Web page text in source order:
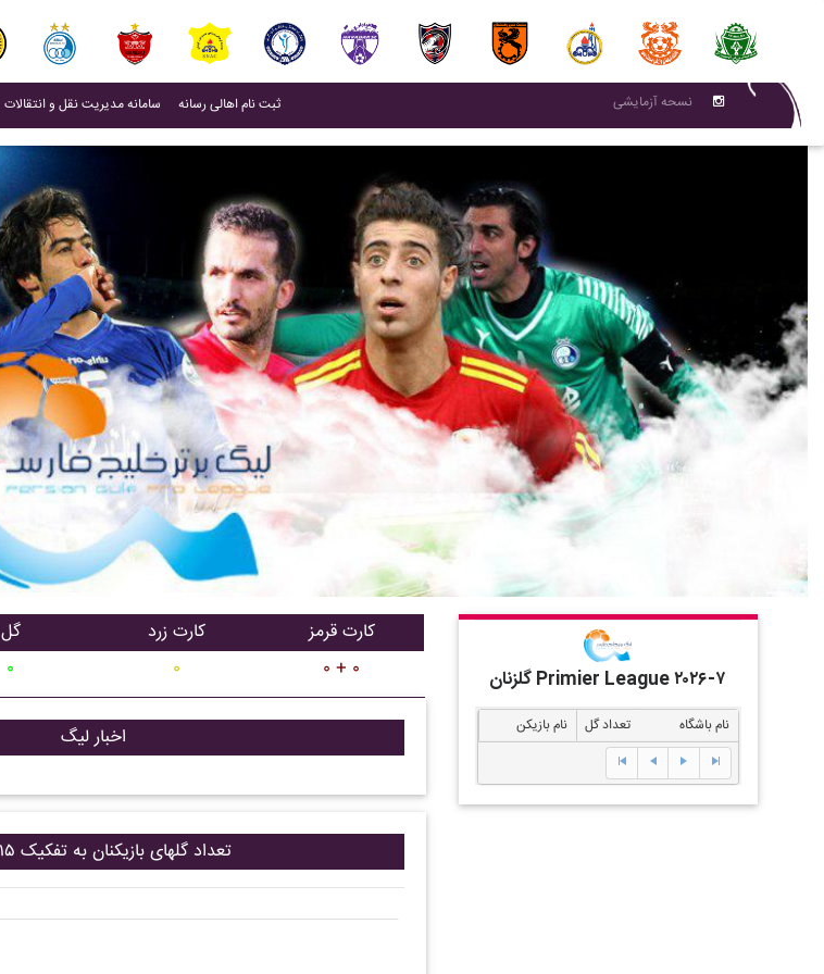
سامانه مدیریت نقل و انتقالات (current)
ثبت نام اهالی رسانه(current) نسحه آزمایشی
گل
۰
کارت زرد
۰
کارت قرمز
۰ + ۰
اخبار لیگ
تعداد گلهای بازیکنان به تفکیک ۱۵ دقیقه
گلزنان Primier League ۲۰۲۶-۷
نام بازیکن تعداد گل نام باشگاه